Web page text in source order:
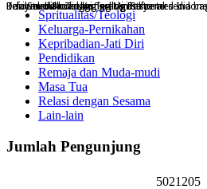
Dari Sekolah Tinggi Teologi Reformed
Reformed Broadcasting Ministry
Pelayanan konseling gratis online tersedia
Telah terbit buku Konseling Pastoral
Spritualitas/Teologi
Keluarga-Pernikahan
Kepribadian-Jati Diri
Pendidikan
Remaja dan Muda-mudi
Masa Tua
Relasi dengan Sesama
Lain-lain
Jumlah Pengunjung
5021 205